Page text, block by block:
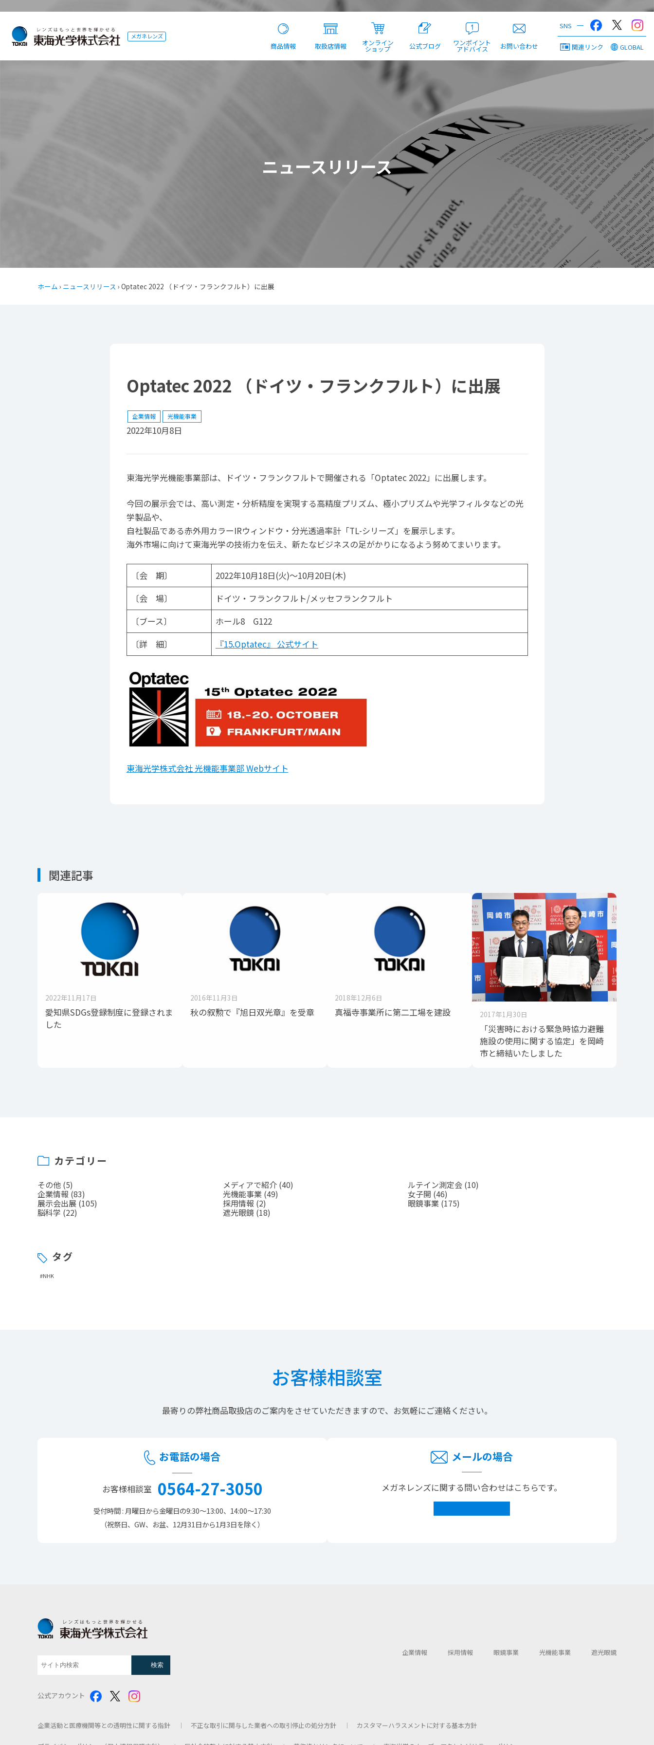
メガネレンズ
商品情報 取扱店情報 オンライン
ショップ 公式ブログ ワンポイント
アドバイス お問い合わせ 関連リンク GLOBAL
ニュースリリース
ホーム › ニュースリリース › Optatec 2022 （ドイツ・フランクフルト）に出展
Optatec 2022 （ドイツ・フランクフルト）に出展
企業情報 光機能事業
2022年10月8日
東海光学光機能事業部は、ドイツ・フランクフルトで開催される「Optatec 2022」に出展します。
今回の展示会では、高い測定・分析精度を実現する高精度プリズム、極小プリズムや光学フィルタなどの光
学製品や、
自社製品である赤外用カラーIRウィンドウ・分光透過率計「TL-シリーズ」を展示します。
海外市場に向けて東海光学の技術力を伝え、新たなビジネスの足がかりになるよう努めてまいります。
〔会 期〕
2022年10月18日(火)～10月20日(木)
〔会 場〕
ドイツ・フランクフルト/メッセフランクフルト
〔ブース〕
ホール8 G122
〔詳 細〕
『15.Optatec』 公式サイト
東海光学株式会社 光機能事業部 Webサイト
関連記事
2022年11月17日
愛知県SDGs登録制度に登録されま
した
2016年11月3日
秋の叙勲で『旭日双光章』を受章
2018年12月6日
真福寺事業所に第二工場を建設 2017年1月30日
「災害時における緊急時協力避難
施設の使用に関する協定」を岡崎
市と締結いたしました
カテゴリー
その他 (5) メディアで紹介(40) ルテイン測定会 (10)
企業情報 (83) 光機能事業 (49) 女子開 (46)
展示会出展 (105) 採用情報 (2) 眼鏡事業 (175)
脳科学 (22) 遮光眼鏡 (18)
タグ
#NHK
お客様相談室
最寄りの弊社商品取扱店のご案内をさせていただきますので、 お気軽にご連絡ください。
お電話の場合
お客様相談室 0564-27-3050
受付時間 : 月曜日から金曜日の9:30～13:00、14:00～17:30
（祝祭日、GW、お盆、12月31日から1月3日を除く）
メールの場合
メガネレンズに関する問い合わせはこちらです。
公式アカウント
企業情報 採用情報 眼鏡事業 光機能事業 遮光眼鏡
企業活動と医療機関等との透明性に関する指針 不正な取引に関与した業者への取引停止の処分方針 カスタマーハラスメントに対する基本方針